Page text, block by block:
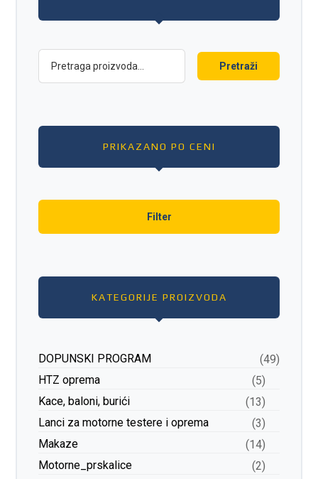
Pretraži
PRIKAZANO PO CENI
Filter
KATEGORIJE PROIZVODA
DOPUNSKI PROGRAM
(49)
HTZ oprema
(5)
Kace, baloni, burići
(13)
Lanci za motorne testere i oprema
(3)
Makaze
(14)
Motorne_prskalice
(2)